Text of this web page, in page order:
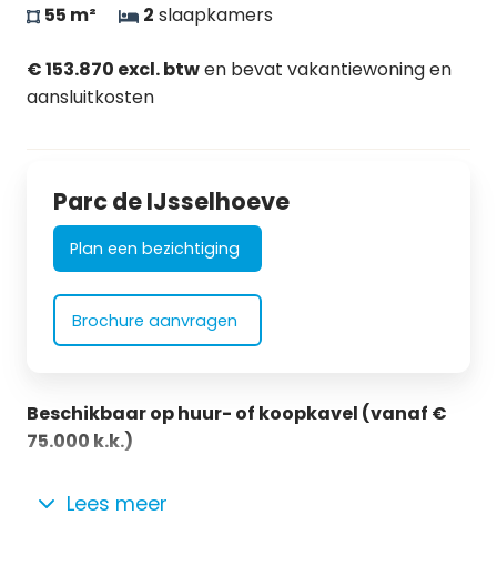
55 m² 2 slaapkamers
€ 153.870 excl. btwen bevat vakantiewoning en
aansluitkosten
Parc de IJsselhoeve
Plan een bezichtiging
Brochure aanvragen
Beschikbaar op huur- of koopkavel (vanaf €
75.000 k.k.)